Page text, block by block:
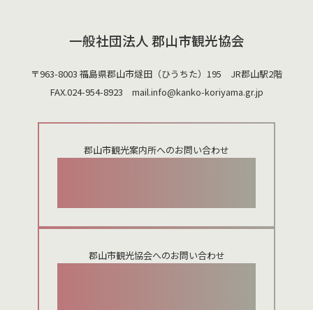
一般社団法人 郡山市観光協会
〒963-8003 福島県郡山市燧田（ひうちた）195 JR郡山駅2階
FAX.024-954-8923 mail.info@kanko-koriyama.gr.jp
郡山市観光案内所へのお問い合わせ
郡山市観光協会へのお問い合わせ